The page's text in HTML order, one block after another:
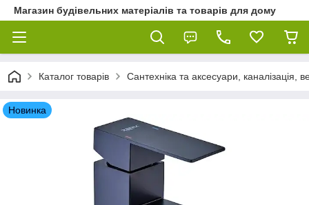
Магазин будівельних матеріалів та товарів для дому
Каталог товарів Сантехніка та аксесуари, каналізація,
Новинка